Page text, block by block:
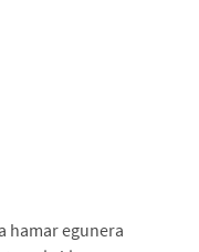
hamar egunera